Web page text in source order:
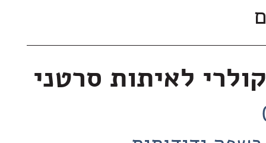
לאיתות סרטני